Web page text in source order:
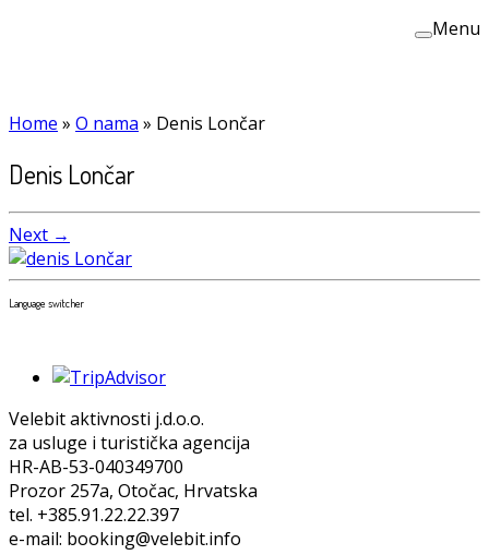
Menu
Home » O nama » Denis Lončar
Denis Lončar
Next →
Language switcher
Velebit aktivnosti j.d.o.o.
za usluge i turistička agencija
HR-AB-53-040349700
Prozor 257a, Otočac, Hrvatska
tel. +385.91.22.22.397
e-mail: booking@velebit.info